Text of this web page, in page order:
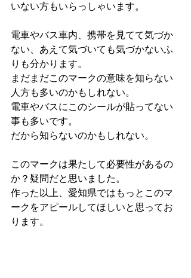
いない方もいらっしゃいます。
電車やバス車内、携帯を見てて気づか
ない、あえて気づいても気づかないふ
りも分かります。
まだまだこのマークの意味を知らない
人方も多いのかもしれない。
電車やバスにこのシールが貼ってない
事も多いです。
だから知らないのかもしれない。
このマークは果たして必要性があるの
か？疑問だと思いました。
作った以上、愛知県ではもっとこのマ
ークをアピールしてほしいと思ってお
ります。